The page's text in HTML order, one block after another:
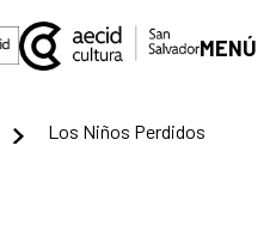
MENÚ
Los Niños Perdidos